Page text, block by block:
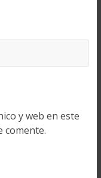
y web en este
comente.